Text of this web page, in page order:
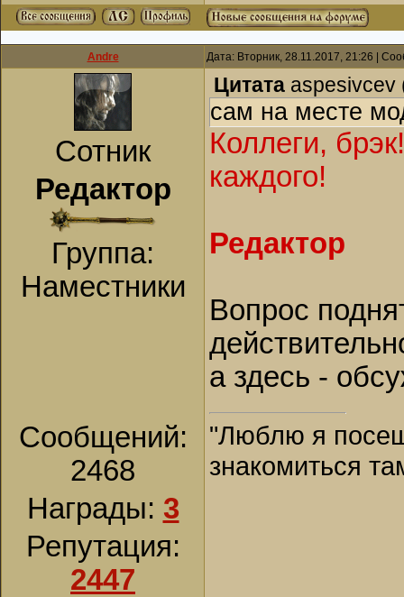
Andre Дата: Вторник, 28.11.2017, 21:26 |
Сотник
Редактор
Группа:
Наместники
Сообщений:
2468
Награды: 3
Репутация:
2447
Цитата aspesivcev
сам на месте
Коллеги,
каждого!
Редактор
Вопрос
а здесь -
"Люблю я
знакомиться